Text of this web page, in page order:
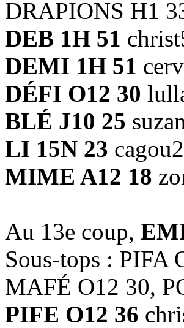
DRAPIONS H1
DEB 1H 51
DEMI 1H 51
DÉFI O12 30
BLÉ J10 25
LI 15N 23 cagou2
MIME A12 18
Au 13e coup,
Sous-tops : PIFA
MAFÉ O12 30,
PIFE O12 36